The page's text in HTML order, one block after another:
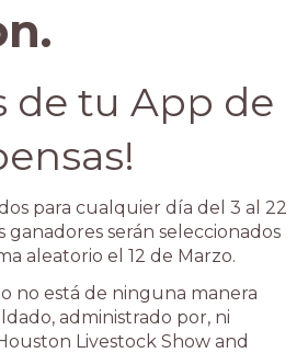
de tu App de
para cualquier día del 3 al 22
ganadores serán seleccionados
aleatorio el 12 de Marzo.
no está de ninguna manera
administrado por, ni
Livestock Show and